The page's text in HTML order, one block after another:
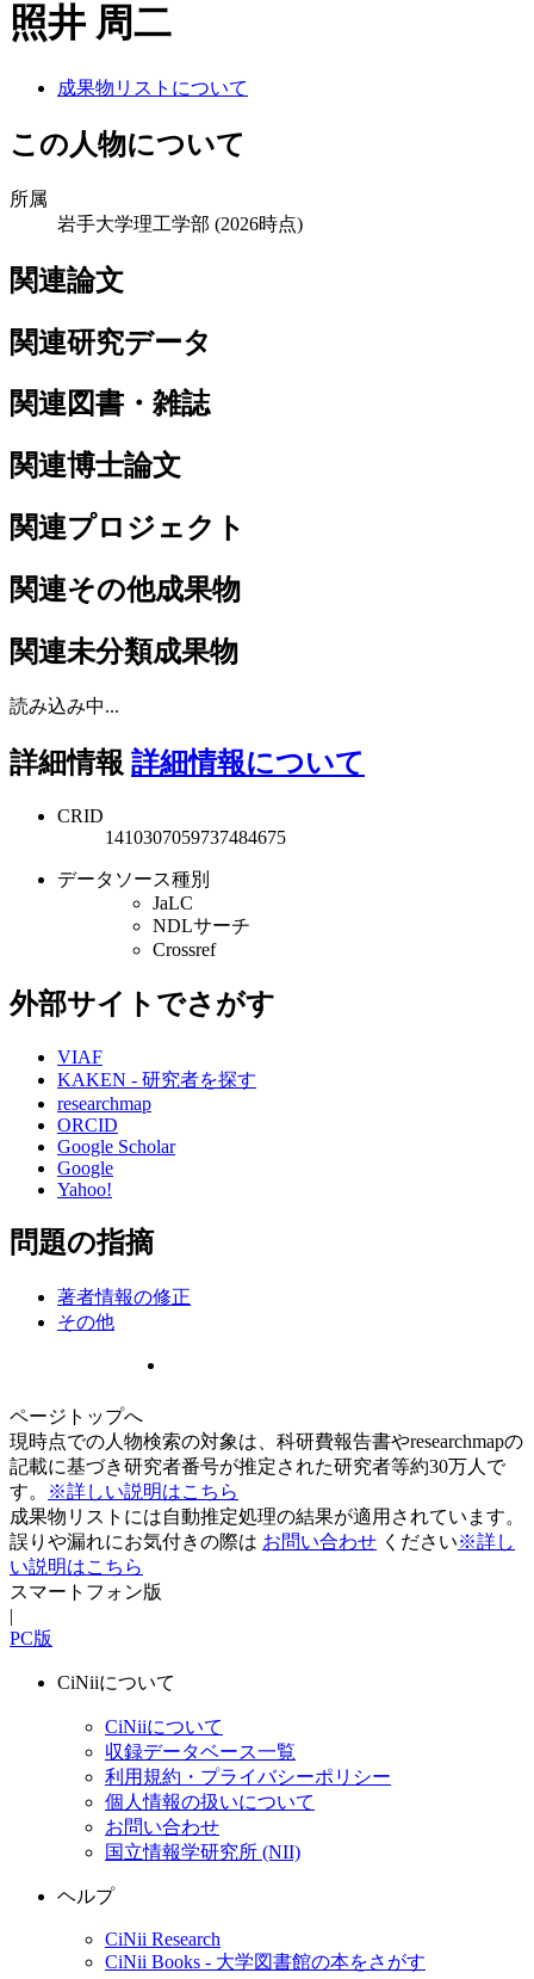
照井 周二
成果物リストについて
この人物について
所属
岩手大学理工学部 (2026時点)
関連論文
関連研究データ
関連図書・雑誌
関連博士論文
関連プロジェクト
関連その他成果物
関連未分類成果物
読み込み中...
詳細情報 詳細情報について
CRID
1410307059737484675
データソース種別
JaLC
NDLサーチ
Crossref
外部サイトでさがす
VIAF
KAKEN - 研究者を探す
researchmap
ORCID
Google Scholar
Google
Yahoo!
問題の指摘
著者情報の修正
その他
ページトップへ
現時点での人物検索の対象は、科研費報告書やresearchmapの
記載に基づき研究者番号が推定された研究者等約30万人で
す。
※詳しい説明はこちら
成果物リストには自動推定処理の結果が適用されています。
誤りや漏れにお気付きの際は お問い合わせ ください※詳し
い説明はこちら
スマートフォン版
|
PC版
CiNiiについて
CiNiiについて
収録データベース一覧
利用規約・プライバシーポリシー
個人情報の扱いについて
お問い合わせ
国立情報学研究所 (NII)
ヘルプ
CiNii Research
CiNii Books - 大学図書館の本をさがす